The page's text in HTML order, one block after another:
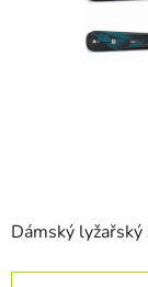
Dámský